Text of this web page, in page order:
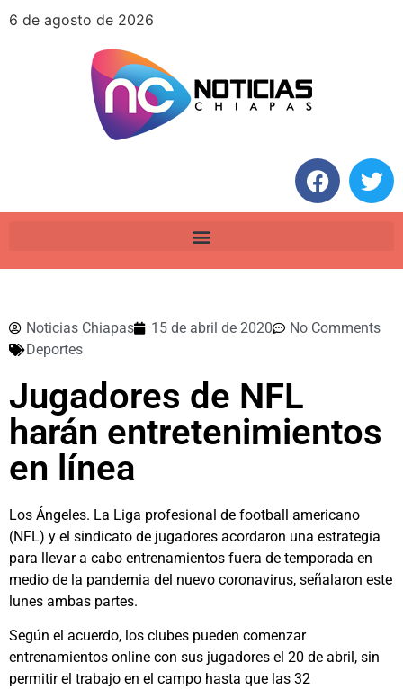
6 de agosto de 2026
Noticias Chiapas 15 de abril de 2020
No Comments
Deportes
Jugadores de NFL
harán entretenimientos
en línea
Los Ángeles. La Liga profesional de football americano
(NFL) y el sindicato de jugadores acordaron una estrategia
para llevar a cabo entrenamientos fuera de temporada en
medio de la pandemia del nuevo coronavirus, señalaron este
lunes ambas partes.
Según el acuerdo, los clubes pueden comenzar
entrenamientos online con sus jugadores el 20 de abril, sin
permitir el trabajo en el campo hasta que las 32